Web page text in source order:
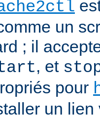
un
; il
, et
pour
un